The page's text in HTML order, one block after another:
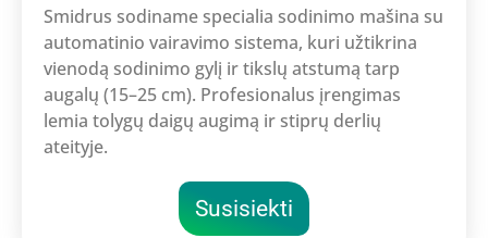
Smidrus sodiname specialia sodinimo mašina su
automatinio vairavimo sistema, kuri užtikrina
vienodą sodinimo gylį ir tikslų atstumą tarp
augalų (15–25 cm). Profesionalus įrengimas
lemia tolygų daigų augimą ir stiprų derlių
ateityje.
Susisiekti